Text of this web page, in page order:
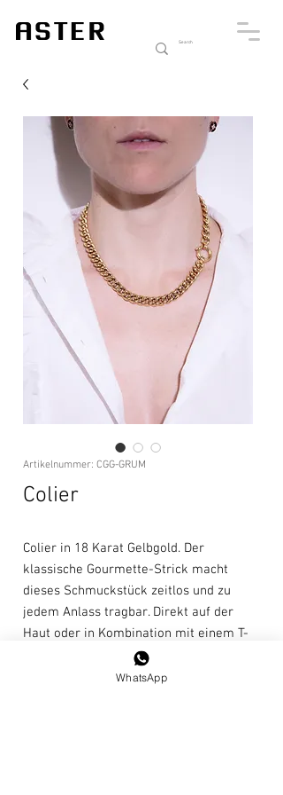
Artikelnummer: CGG-GRUM
Colier
Colier in 18 Karat Gelbgold. Der
klassische Gourmette-Strick macht
dieses Schmuckstück zeitlos und zu
jedem Anlass tragbar. Direkt auf der
Haut oder in Kombination mit einem T-
Shirt wirkt es modern und täglich
WhatsApp